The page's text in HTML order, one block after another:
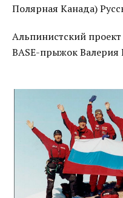
Полярная Канада)
Альпинистский
BASE-прыжок Валерия